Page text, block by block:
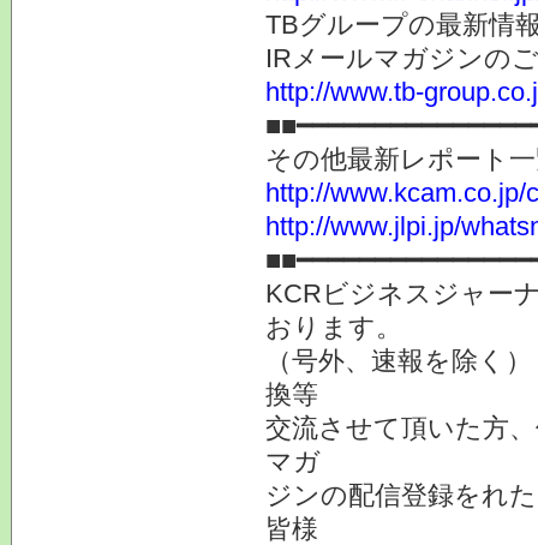
TBグループの最新情
IRメールマガジンの
http://www.tb-
その他最新レポート
http://www.kcam.co.jp/
http://www.jlpi.jp/
KCRビジネスジャー
おります。
（号外、速報を除く
換等
交流させて頂いた方
マガ
ジンの配信登録をれ
皆様